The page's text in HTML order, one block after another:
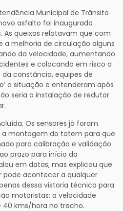
Municipal de Trânsito
asfalto foi inaugurado
queixas relatavam que com
a melhoria de circulação alguns
da velocidade, aumentando
e colocando em risco a
constância, equipes de
a situação e entenderam após
seria a instalação de redutor
Os sensores já foram
a montagem do totem para que
para calibração e validação
prazo para início da
em datas, mas explicou que
acontecer a qualquer
dessa vistoria técnica para
motoristas: a velocidade
kms/hora no trecho.